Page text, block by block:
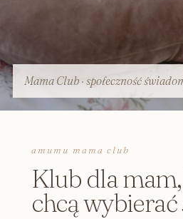
Mama Club · społeczność
amumu mama club
Klub dla
chcą wybierać